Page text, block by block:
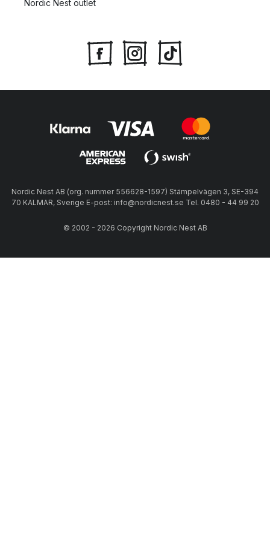
Nordic Nest outlet
Nordic Nest AB (org. nummer 556628-1597) Stämpelvägen 3, SE-394
70 KALMAR, Sverige E-post: info@nordicnest.se Tel. 0480 - 44 99 20
© 2002 - 2026 Copyright Nordic Nest AB